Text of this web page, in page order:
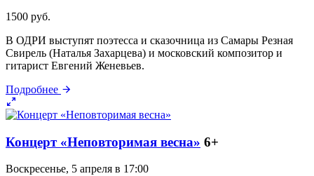
1500 руб.
В ОДРИ выступят поэтесса и сказочница из Самары Резная
Свирель (Наталья Захарцева) и московский композитор и
гитарист Евгений Женевьев.
Подробнее
Концерт «Неповторимая весна» 6+
Воскресенье, 5 апреля в 17:00